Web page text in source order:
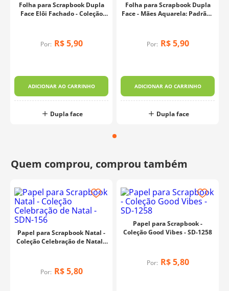
Folha para Scrapbook Dupla
Face Elôi Fachado - Coleção
Por: R$ 5,90
ADICIONAR AO CARRINHO
Dupla face
Folha para Scrapbook Dupla
Face - Mães Aquarela: Padrão -
Por: R$ 5,90
ADICIONAR AO CARRINHO
Dupla face
Papel para Scrapbook Natal -
Coleção Celebração de Natal -
Por: R$ 5,80
Papel para Scrapbook -
Coleção Good Vibes - SD-1258
Por: R$ 5,80